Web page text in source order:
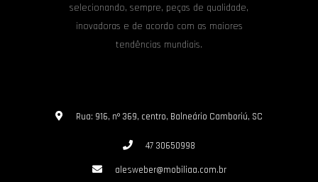
selecionando, sempre, peças de qualidade,
inovadoras e de acordo com as maiores
tendências mundiais.
Rua: 916, nº 369, centro, Balneário Camboriú, SC
47 30650998
alesweber@mobiliaa.com.br